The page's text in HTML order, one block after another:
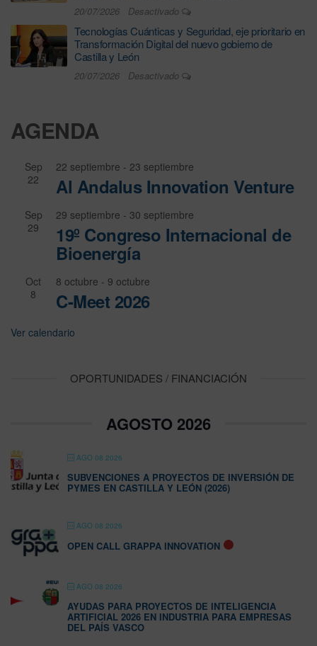
20/07/2026 Desactivado
Tecnologías Cuánticas y Seguridad, eje prioritario en
Transformación Digital del nuevo gobierno de
Castilla y León
20/07/2026 Desactivado
AGENDA
Sep
22
22 septiembre - 23 septiembre
Al Andalus Innovation Venture
Sep
29
29 septiembre - 30 septiembre
19º Congreso Internacional de
Bioenergía
Oct
8
8 octubre - 9 octubre
C-Meet 2026
Ver calendario
OPORTUNIDADES / FINANCIACIÓN
AGOSTO 2026
AGO 08 2026
SUBVENCIONES A PROYECTOS DE INVERSIÓN DE
PYMES EN CASTILLA Y LEÓN (2026)
AGO 08 2026
OPEN CALL GRAPPA INNOVATION
AGO 08 2026
AYUDAS PARA PROYECTOS DE INTELIGENCIA
ARTIFICIAL 2026 EN INDUSTRIA PARA EMPRESAS
DEL PAÍS VASCO